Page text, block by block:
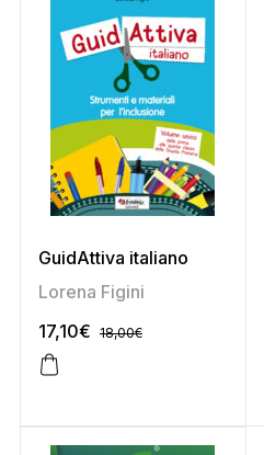
GuidAttiva italiano
Lorena Figini
17,10€ 18,00€